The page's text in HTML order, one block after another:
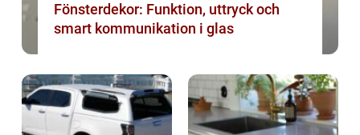
Fönsterdekor: Funktion, uttryck och
smart kommunikation i glas